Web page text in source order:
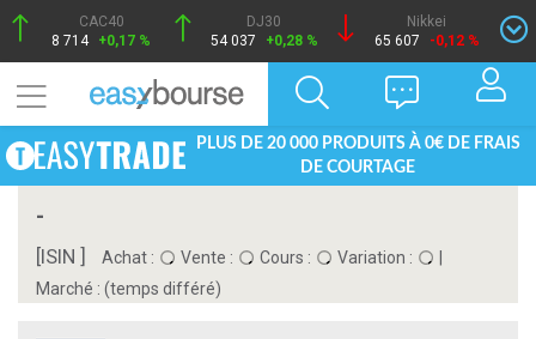
CAC40
8 714 +0,17 %
DJ30
54 037
+0,28 %
Nikkei
65 607
-0,12 %
PLUS DE 20 000 PRODUITS À 0€ DE FRAIS
DE COURTAGE
-
[ISIN ] Achat : Vente : Cours : Variation :
Marché : (temps différé)